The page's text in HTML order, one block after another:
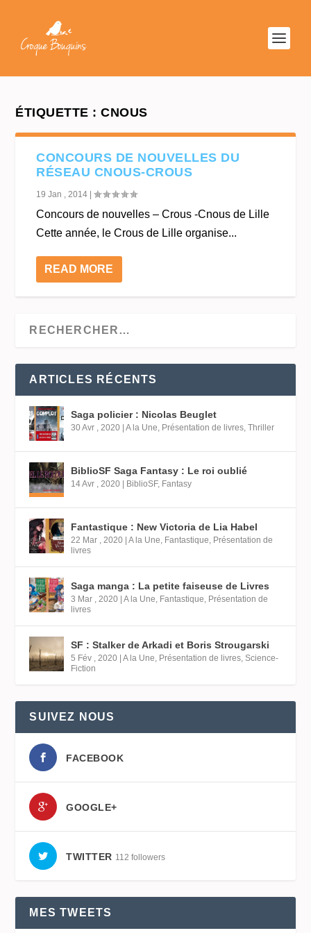
ÉTIQUETTE :CNOUS
CONCOURS DE NOUVELLES DU
RÉSEAU CNOUS-CROUS
19 Jan , 2014 |
Concours de nouvelles – Crous -Cnous de Lille
Cette année, le Crous de Lille organise...
READ MORE
ARTICLES RÉCENTS
Saga policier : Nicolas Beuglet
30 Avr , 2020 |A la Une, Présentation de livres,Thriller
BiblioSF Saga Fantasy : Le roi oublié
14 Avr , 2020 BiblioSF, Fantasy
Fantastique : New Victoria de Lia Habel
22 Mar , 2020 |A la Une, Fantastique, Présentation de
livres
Saga manga : La petite faiseuse de Livres
3 Mar , 2020 |A la Une, Fantastique, Présentation de
livres
SF : Stalker de Arkadi et Boris Strougarski
5 Fév , 2020 |A la Une, Présentation de livres,Science-
Fiction
SUIVEZ NOUS
FACEBOOK
GOOGLE+
TWITTER 112 followers
MES TWEETS